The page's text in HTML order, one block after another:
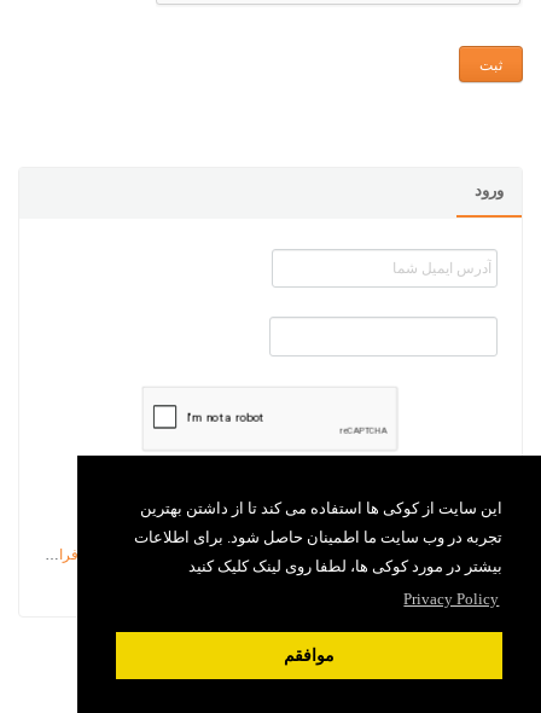
این سایت از کوکی ها استفاده می کند تا از داشتن بهترین
تجربه در وب سایت ما اطمینان حاصل شود. برای اطلاعات
بیشتر در مورد کوکی ها، لطفا روی لینک کلیک کنید
Privacy Policy
موافقم
ورود
رمزعبور را فراموش کرده ام